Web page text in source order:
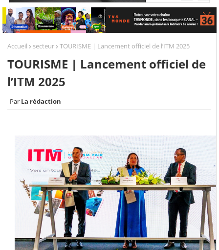
Retrouvez votre chaîne @TV5MONDE, dans les bouquets CANAL+ 36 . Fandaharam-potoana tsara indrindra ho anareo!
Accueil secteur TOURISME | Lancement officiel de l’ITM 2025
TOURISME | Lancement officiel de
l’ITM 2025
La rédaction